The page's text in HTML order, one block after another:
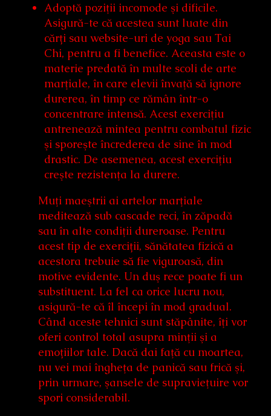
Adoptă poziţii incomode şi dificile.
Asigură-te că acestea sunt luate din
cărți sau website-uri de yoga sau Tai
Chi, pentru a fi benefice. Aceasta este o
materie predată în multe scoli de arte
marţiale, în care elevii învaţă să ignore
durerea, în timp ce rămân într-o
concentrare intensă. Acest exerciţiu
antrenează mintea pentru combatul fizic
şi sporeşte încrederea de sine în mod
drastic. De asemenea, acest exerciţiu
creşte rezistenţa la durere.
Muţi maeştrii ai artelor marţiale
meditează sub cascade reci, în zăpadă
sau în alte condiţii dureroase. Pentru
acest tip de exerciții, sănătatea fizică a
acestora trebuie să fie viguroasă, din
motive evidente. Un duş rece poate fi un
substituent. La fel ca orice lucru nou,
asigură-te că îl începi în mod gradual.
Când aceste tehnici sunt stăpânite, îţi vor
oferi control total asupra minţii şi a
emoțiilor tale. Dacă dai faţă cu moartea,
nu vei mai îngheţa de panică sau frică şi,
prin urmare, şansele de supravieţuire vor
spori considerabil.